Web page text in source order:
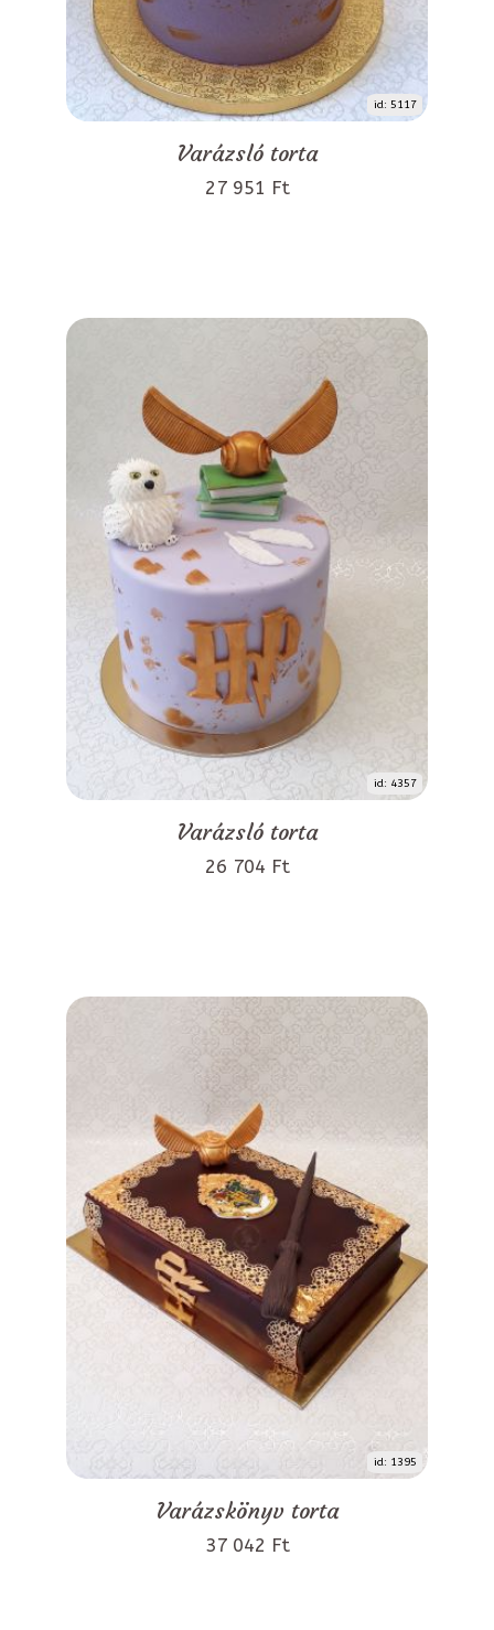
id: 5117
Varázsló torta
27 951 Ft
id: 4357
Varázsló torta
26 704 Ft
id: 1395
Varázskönyv torta
37 042 Ft